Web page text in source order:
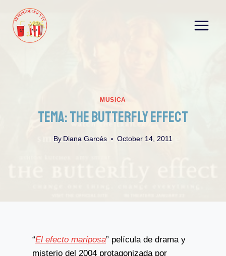
content
MUSICA
Tema: The Butterfly Effect
By Diana Garcés October 14, 2011
“El efecto mariposa” película de drama y
misterio del 2004 protagonizada por